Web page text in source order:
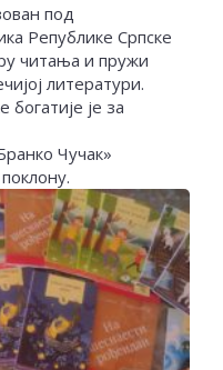
под
Републике Српске
читања и пружи
литератури.
је за
Чучак»